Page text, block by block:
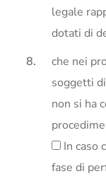
legale
dotati di
che nei
soggetti
non si ha
In caso
fase di